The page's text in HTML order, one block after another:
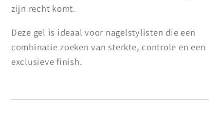
zijn recht komt.
Deze gel is ideaal voor nagelstylisten die een
combinatie zoeken van sterkte, controle en een
exclusieve finish.